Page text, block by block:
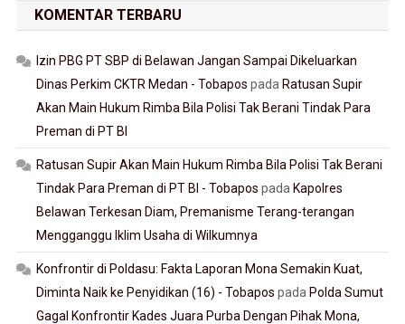
KOMENTAR TERBARU
Izin PBG PT SBP di Belawan Jangan Sampai Dikeluarkan
Dinas Perkim CKTR Medan - Tobapos pada Ratusan Supir
Akan Main Hukum Rimba Bila Polisi Tak Berani Tindak Para
Preman di PT BI
Ratusan Supir Akan Main Hukum Rimba Bila Polisi Tak Berani
Tindak Para Preman di PT BI - Tobapos pada Kapolres
Belawan Terkesan Diam, Premanisme Terang-terangan
Mengganggu Iklim Usaha di Wilkumnya
Konfrontir di Poldasu: Fakta Laporan Mona Semakin Kuat,
Diminta Naik ke Penyidikan (16) - Tobapos pada Polda Sumut
Gagal Konfrontir Kades Juara Purba Dengan Pihak Mona,